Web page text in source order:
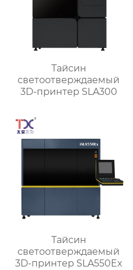
Тайсин
светоотверждаемый
3D-принтер SLA300
Тайсин
светоотверждаемый
3D-принтер SLA550Ex